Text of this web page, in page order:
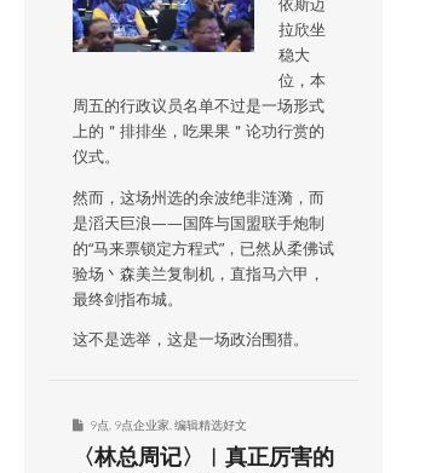
依斯迈
拉欣坐
稳大
位，本
周五的行政议员名单不过是一场形式
上的＂排排坐，吃果果＂论功行赏的
仪式。
然而，这场州选的余波绝非涟漪，而
是滔天巨浪——国阵与国盟联手炮制
的“马来票锁定方程式”，已然从柔佛试
验场丶森美兰复制机，直指马六甲，
最终剑指布城。
这不是选举，这是一场政治围猎。
9点 9点企业家 编辑精选好文
〈林总周记〉︱真正厉害的